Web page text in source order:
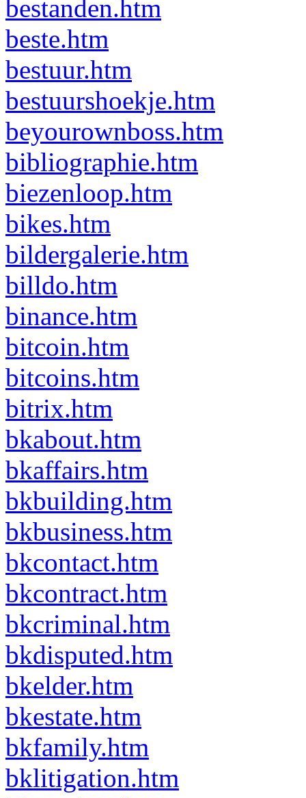
bestanden.htm
beste.htm
bestuur.htm
bestuurshoekje.htm
beyourownboss.htm
bibliographie.htm
biezenloop.htm
bikes.htm
bildergalerie.htm
billdo.htm
binance.htm
bitcoin.htm
bitcoins.htm
bitrix.htm
bkabout.htm
bkaffairs.htm
bkbuilding.htm
bkbusiness.htm
bkcontact.htm
bkcontract.htm
bkcriminal.htm
bkdisputed.htm
bkelder.htm
bkestate.htm
bkfamily.htm
bklitigation.htm